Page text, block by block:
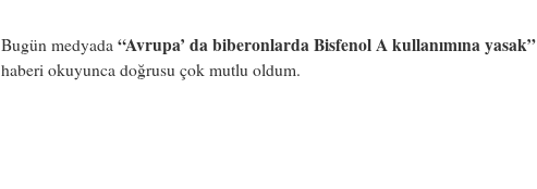
Bugün medyada “Avrupa’ da biberonlarda Bisfenol A kullanımına yasak”
haberi okuyunca doğrusu çok mutlu oldum.